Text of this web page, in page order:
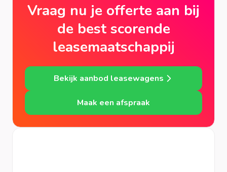
Vraag nu je offerte aan bij
de best scorende
leasemaatschappij
Bekijk aanbod leasewagens
Maak een afspraak